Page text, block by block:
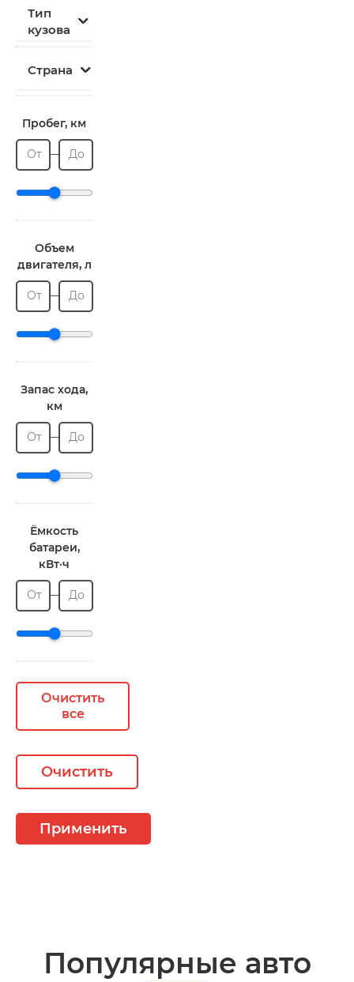
Тип
кузова
Страна
Пробег, км
От До
Объем
двигателя, л
От До
Запас хода,
км
От До
Ёмкость
батареи,
кВт·ч
От До
Очистить
все
Очистить
Применить
Популярные авто